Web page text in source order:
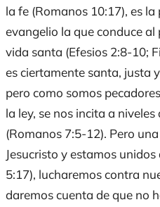
la fe (Romanos 10:17), es la
evangelio la que conduce al
vida santa (Efesios 2:8-10;
es ciertamente santa, justa
pero como somos
la ley, se nos incita a
(Romanos 7:5-12). Pero
Jesucristo y estamos
5:17), lucharemos contra
daremos cuenta de que no